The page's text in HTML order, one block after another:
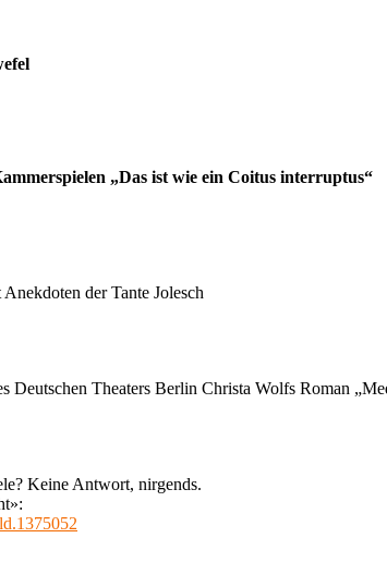
„Das ist wie ein Coitus interruptus“
der Tante Jolesch
Theaters Berlin Christa Wolfs Roman
Keine Antwort, nirgends.